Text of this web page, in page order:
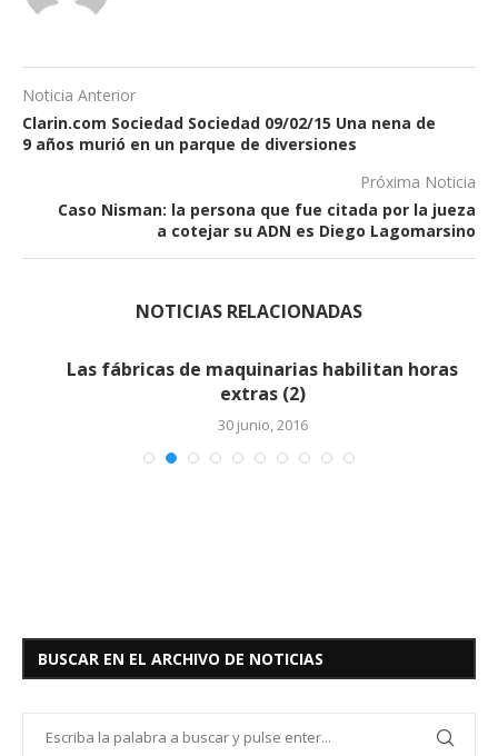
Noticia Anterior
Clarin.com Sociedad Sociedad 09/02/15 Una nena de
9 años murió en un parque de diversiones
Próxima Noticia
Caso Nisman: la persona que fue citada por la jueza
a cotejar su ADN es Diego Lagomarsino
NOTICIAS RELACIONADAS
Las fábricas de maquinarias habilitan horas
extras (2)
30 junio, 2016
BUSCAR EN EL ARCHIVO DE NOTICIAS